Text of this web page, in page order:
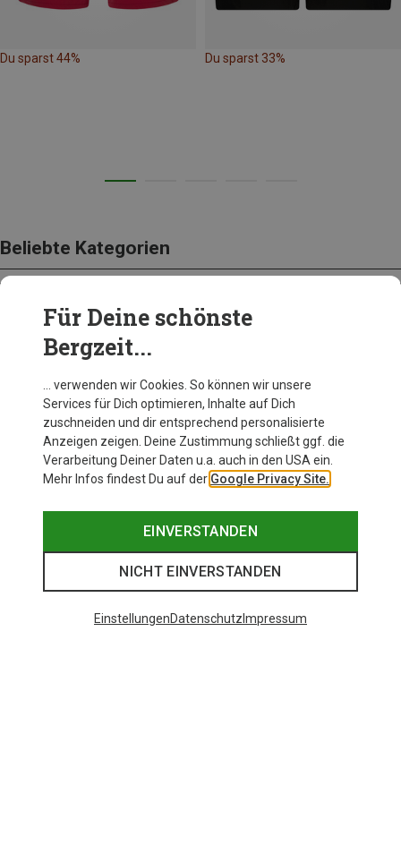
Du sparst 44% Du sparst 33%
Beliebte Kategorien
BEKLEIDUNG
Für Deine schönste
Bergzeit...
… verwenden wir Cookies. So können wir unsere
Services für Dich optimieren, Inhalte auf Dich
zuschneiden und dir entsprechend personalisierte
Anzeigen zeigen. Deine Zustimmung schließt ggf. die
Verarbeitung Deiner Daten u.a. auch in den USA ein.
Mehr Infos findest Du auf der Google Privacy Site.
EINVERSTANDEN
NICHT EINVERSTANDEN
EinstellungenDatenschutz Impressum